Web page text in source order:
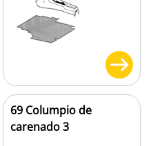
69 Columpio de
carenado 3